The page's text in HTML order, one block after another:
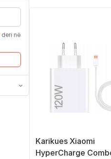
deri në
Karikues Xiaomi
HyperCharge